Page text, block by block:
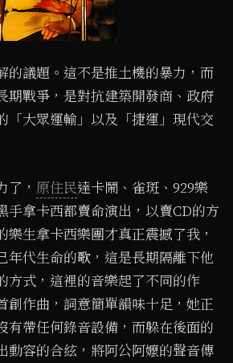
的議題。這不是推土機的暴力，而
期戰爭，是對抗建築開發商、政府
「大眾運輸」以及「捷運」現代交
了， 原住民達卡鬧、雀斑、929樂
手拿卡西都賣命演出，以賣CD的方
樂生拿卡西樂團才真正震撼了我，
年代生命的歌，這是長期隔離下他
方式，這裡的音樂起了不同的作
創作曲，詞意簡單韻味十足，她正
有帶任何錄音設備，而躲在後面的
動容的合絃，將阿公阿嬤的聲音傳